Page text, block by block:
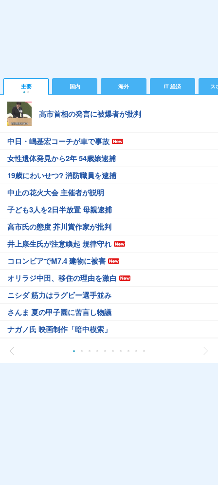
主要 国内 海外 IT 経済 ス
高市首相の発言に被爆者が批判
中日・嶋基宏コーチが車で事故
女性遺体発見から2年 54歳娘逮捕
19歳にわいせつ? 消防職員を逮捕
中止の花火大会 主催者が説明
子ども3人を2日半放置 母親逮捕
高市氏の態度 芥川賞作家が批判
井上康生氏が注意喚起 規律守れ
コロンビアでM7.4 建物に被害
オリラジ中田、移住の理由を激白
ニシダ 筋力はラグビー選手並み
さんま 夏の甲子園に苦言し物議
ナガノ氏 映画制作「暗中模索」